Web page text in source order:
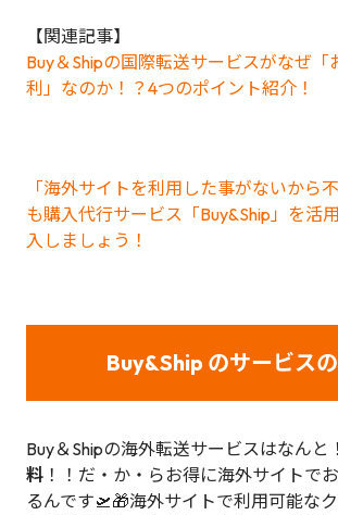
【関連記事】
Buy＆Shipの国際転送サービスがなぜ「
利」なのか！？4つのポイント紹介！
「海外サイトを利用した事がないから
も購入代行サービス「Buy&Ship」を活
入しましょう！
Buy&Ship のサービス
Buy＆Shipの海外転送サービスはなんと！
料 ！！だ・か・らお得に海外サイトで
るんです🛫🎁海外サイトで利用可能な